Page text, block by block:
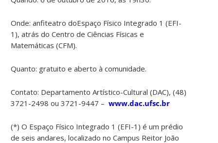
Onde: anfiteatro doEspaço Físico Integrado 1 (EFI-
1), atrás do Centro de Ciências Físicas e
Matemáticas (CFM).
Quanto: gratuito e aberto à comunidade.
Contato: Departamento Artístico-Cultural (DAC), (48)
3721-2498 ou 3721-9447 –www.dac.ufsc.br
(*) O Espaço Físico Integrado 1 (EFI-1) é um prédio
de seis andares, localizado no Campus Reitor João